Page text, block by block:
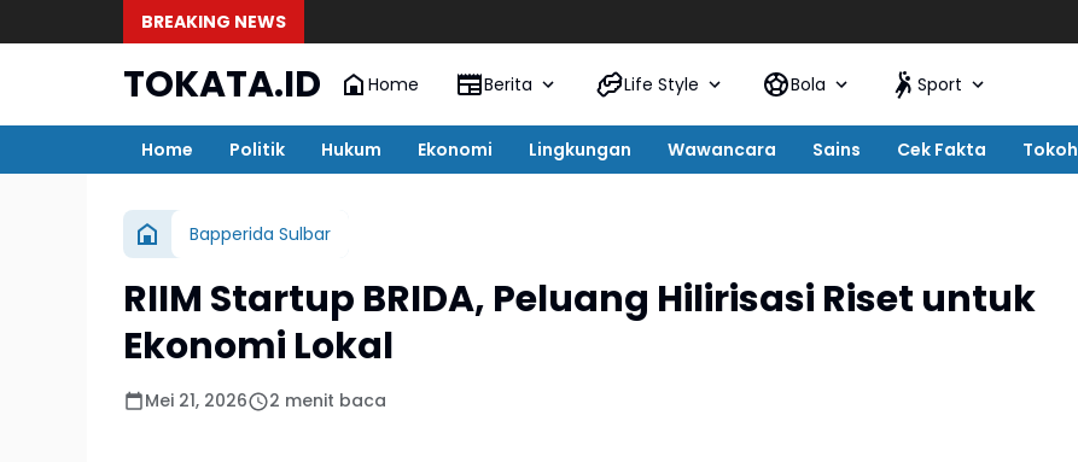
BREAKING NEWS
TOKATA.ID Home Berita Life Style Bola Sport
Home Politik Hukum Ekonomi Lingkungan Wawancara Sains Cek Fakta Tokoh
Bapperida Sulbar
RIIM Startup BRIDA, Peluang Hilirisasi Riset untuk
Ekonomi Lokal
Mei 21, 2026 2 menit baca